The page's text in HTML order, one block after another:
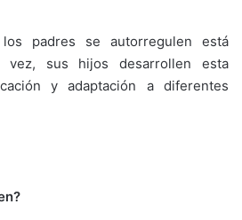
padres se autorregulen está
sus hijos desarrollen esta
y adaptación a diferentes